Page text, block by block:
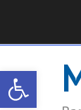
Open toolbar